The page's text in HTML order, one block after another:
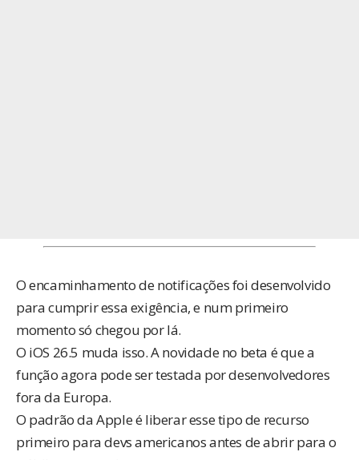
O encaminhamento de notificações foi desenvolvido
para cumprir essa exigência, e num primeiro
momento só chegou por lá.
O iOS 26.5 muda isso. A novidade no beta é que a
função agora pode ser testada por desenvolvedores
fora da Europa.
O padrão da Apple é liberar esse tipo de recurso
primeiro para devs americanos antes de abrir para o